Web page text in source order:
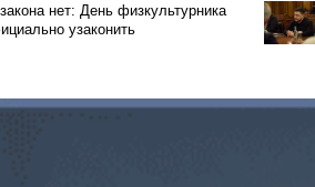
нет: День физкультурника
узаконить